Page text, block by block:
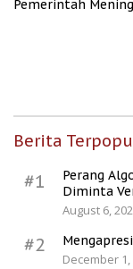
Pemerintah
Berita
#1
Perang
Diminta
August 6,
#2
December 1,